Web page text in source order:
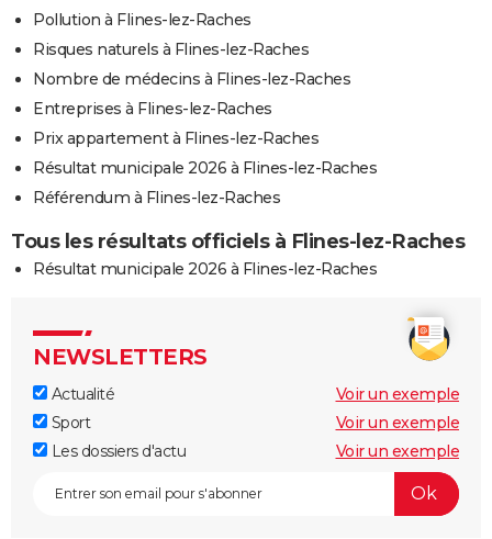
Pollution à Flines-lez-Raches
Risques naturels à Flines-lez-Raches
Nombre de médecins à Flines-lez-Raches
Entreprises à Flines-lez-Raches
Prix appartement à Flines-lez-Raches
Résultat municipale 2026 à Flines-lez-Raches
Référendum à Flines-lez-Raches
Tous les résultats officiels à Flines-lez-Raches
Résultat municipale 2026 à Flines-lez-Raches
NEWSLETTERS
Actualité
Voir un exemple
Sport
Voir un exemple
Les dossiers d'actu
Voir un exemple